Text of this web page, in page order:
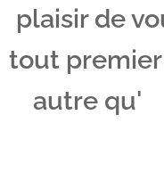
plaisir de
tout
autre